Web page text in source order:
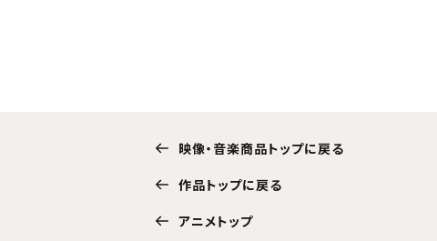
映像・音楽商品トップに戻る
作品トップに戻る
アニメトップ